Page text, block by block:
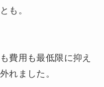
も。
費用も最低限に抑え
れました。